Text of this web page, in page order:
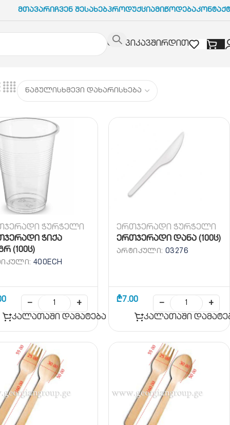
ᲛთავარიᲩვენ ᲨესახებᲞროდუქციაᲛიწოდება
დაგვიკავშირდით
ჭურჭელი
ჭიქა
(100ც)
400ECH
−
+
კალათაში დამატება
ერთჯერადი ჭურჭელი
ერთჯერადი დანა (100ც)
ᲐᲠᲢᲘᲙᲣᲚᲘ: 03276
₾7.00 −
+
კალათაში